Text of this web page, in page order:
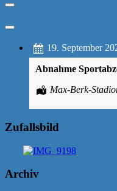
19. September
Abnahme
Max-Berk-
Zufallsbild
Archiv